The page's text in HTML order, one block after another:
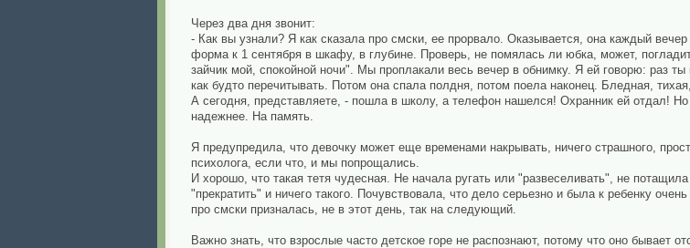
Через два дня звонит:
- Как вы узнали? Я как сказала про смски, ее прорвало. Оказывается, она каждый
форма к 1 сентября в шкафу, в глубине. Проверь, не помялась ли юбка, может,
зайчик мой, спокойной ночи". Мы проплакали весь вечер в обнимку. Я ей говорю: раз
как будто перечитывать. Потом она спала полдня, потом поела наконец. Бледная,
А сегодня, представляете, - пошла в школу, а телефон нашелся! Охранник ей отдал!
надежнее. На память.
Я предупредила, что девочку может еще временами накрывать, ничего страшного,
психолога, если что, и мы попрощались.
И хорошо, что такая тетя чудесная. Не начала ругать или "развеселивать", не
"прекратить" и ничего такого. Почувствовала, что дело серьезно и была к ребенку
про смски призналась, не в этот день, так на следующий.
Важно знать, что взрослые часто детское горе не распознают, потому что оно бывает